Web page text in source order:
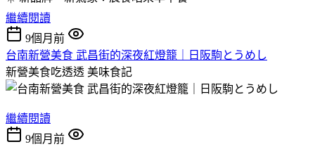
繼續閱讀
9個月前
台南新營美食 武昌街的深夜紅燈籠｜日阪駒とうめし
新營美食吃透透 美味食記
繼續閱讀
9個月前